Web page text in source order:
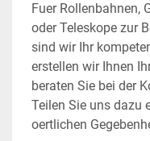
Fuer Rollenbahnen,
oder Teleskope zur
sind wir Ihr
erstellen wir Ihnen
beraten Sie bei der
Teilen Sie uns dazu
oertlichen